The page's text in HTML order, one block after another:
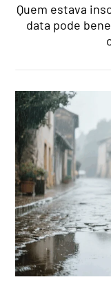
Quem estava
data pode